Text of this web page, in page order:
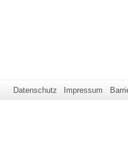
Datenschutz Impressum